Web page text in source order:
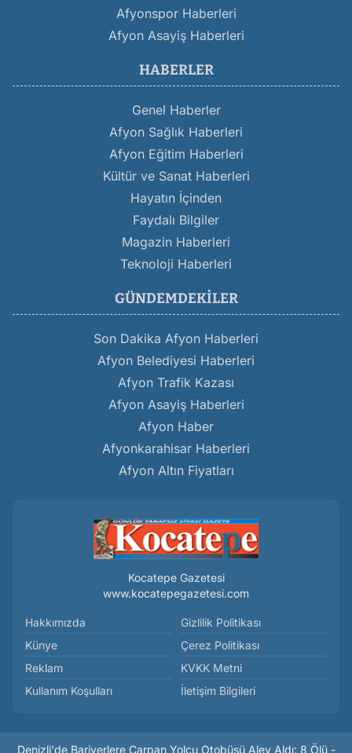
Afyonspor Haberleri
Afyon Asayiş Haberleri
HABERLER
Genel Haberler
Afyon Sağlık Haberleri
Afyon Eğitim Haberleri
Kültür ve Sanat Haberleri
Hayatın İçinden
Faydalı Bilgiler
Magazin Haberleri
Teknoloji Haberleri
GÜNDEMDEKILER
Son Dakika Afyon Haberleri
Afyon Belediyesi Haberleri
Afyon Trafik Kazası
Afyon Asayiş Haberleri
Afyon Haber
Afyonkarahisar Haberleri
Afyon Altın Fiyatları
Kocatepe Gazetesi
www.kocatepegazetesi.com
Hakkımızda
Künye
Reklam
Kullanım Koşulları
Gizlilik Politikası
Çerez Politikası
KVKK Metni
İletişim Bilgileri
Denizli'de Bariyerlere Çarpan Yolcu Otobüsü Alev Aldı: 8 Ölü -